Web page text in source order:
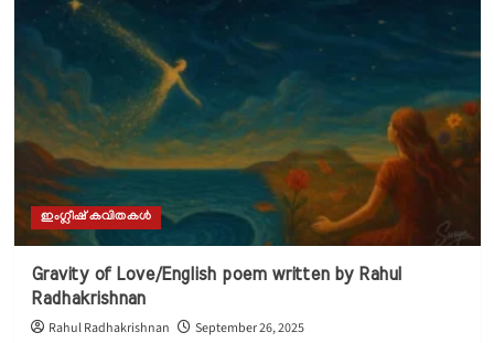
by
Sister
ഇംഗ്ലീഷ് കവിതകൾ
Gravity of Love/English poem written by Rahul
Radhakrishnan
Rahul Radhakrishnan September 26, 2025